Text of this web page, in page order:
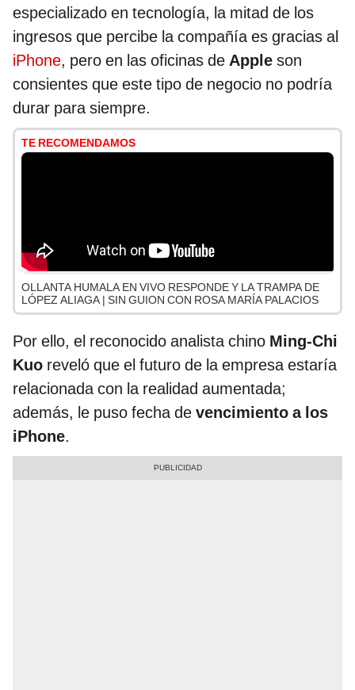
especializado en tecnología, la mitad de los
ingresos que percibe la compañía es gracias al
iPhone, pero en las oficinas de Apple son
consientes que este tipo de negocio no podría
durar para siempre.
TE RECOMENDAMOS
OLLANTA HUMALA EN VIVO RESPONDE Y LA TRAMPA DE
LÓPEZ ALIAGA | SIN GUION CON ROSA MARÍA PALACIOS
Por ello, el reconocido analista chino Ming-Chi
Kuo reveló que el futuro de la empresa estaría
relacionada con la realidad aumentada;
además, le puso fecha de vencimiento a los
iPhone.